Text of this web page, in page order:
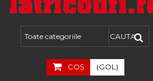
COŞ (GOL)